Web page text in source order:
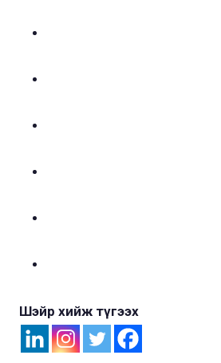
Шэйр хийж түгээх